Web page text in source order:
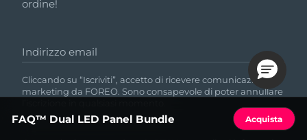
ordine!
Indirizzo email
Cliccando su “Iscriviti”, accetto di ricevere comunicazioni di
marketing da FOREO. Sono consapevole di poter annullare
FAQ™ Dual LED Panel Bundle Acquista